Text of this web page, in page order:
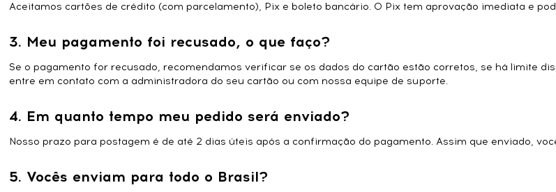
Aceitamos cartões de crédito (com parcelamento), Pix e boleto bancário. O Pix tem aprovação imediata e
3. Meu pagamento foi recusado, o que faço?
Se o pagamento for recusado, recomendamos verificar se os dados do cartão estão corretos, se há limite
entre em contato com a administradora do seu cartão ou com nossa equipe de suporte.
4. Em quanto tempo meu pedido será enviado?
Nosso prazo para postagem é de até 2 dias úteis após a confirmação do pagamento. Assim que enviado,
5. Vocês enviam para todo o Brasil?